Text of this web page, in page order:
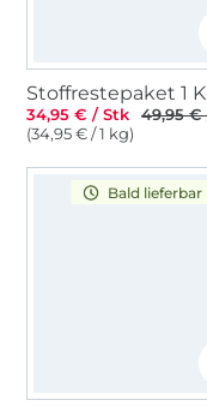
34,95 € / Stk
49,95 €
(34,95 € / 1 kg)
Bald lieferbar